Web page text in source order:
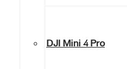
DJI Mini 4 Pro